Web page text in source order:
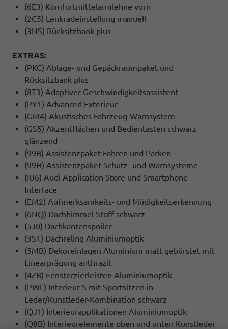
(6E3) Komfortmittelarmlehne vorn
(2C5) Lenkradeinstellung manuell
(3NS) Rücksitzbank plus
EXTRAS:
(PKC) Ablage- und Gepäckraumpaket und
Rücksitzbank plus
(8T3) Adaptiver Geschwindigkeitsassistent
(PY1) Advanced Exterieur
(GM4) Akustisches Fahrzeug-Warnsystem
(GS5) Akzentflächen und Bedientasten schwarz
glänzend
(99B) Assistenzpaket Fahren und Parken
(99H) Assistenzpaket Schutz- und Warnsysteme
(IU6) Audi Application Store und Smartphone-
Interface
(EM2) Aufmerksamkeits- und Müdigkeitserkennung
(6NQ) Dachhimmel Stoff schwarz
(5J0) Dachkantenspoiler
(3S1) Dachreling Aluminiumoptik
(5MB) Dekoreinlagen Aluminium matt gebürstet mit
Linearprägung anthrazit
(4ZB) Fensterzierleisten Aluminiumoptik
(PWL) Interieur S mit Sportsitzen in
Leder/Kunstleder-Kombination schwarz
(QJ1) Interieurapplikationen Aluminiumoptik
(Q8B) Interieurelemente oben und unten Kunstleder